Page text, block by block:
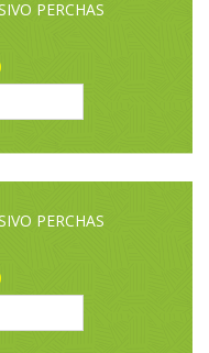
PERCHAS
PERCHAS